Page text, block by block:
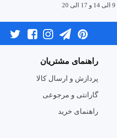
راهنمای مشتریان
پردازش و ارسال کالا
گارانتی و مرجوعی
راهنمای خرید